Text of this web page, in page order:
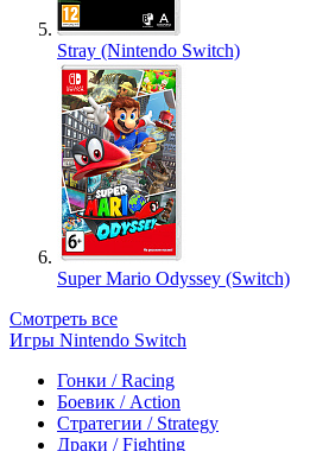
Stray (Nintendo Switch)
Super Mario Odyssey (Switch)
Смотреть все
Игры Nintendo Switch
Гонки / Racing
Боевик / Action
Стратегии / Strategy
Драки / Fighting